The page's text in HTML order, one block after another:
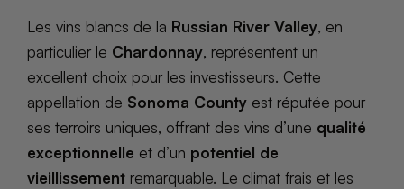
Les vins blancs de la Russian River Valley, en
particulier le Chardonnay, représentent un
excellent choix pour les investisseurs. Cette
appellation de Sonoma County est réputée pour
ses terroirs uniques, offrant des vins d’une qualité
exceptionnelle et d’un potentiel de
vieillissement remarquable. Le climat frais et les